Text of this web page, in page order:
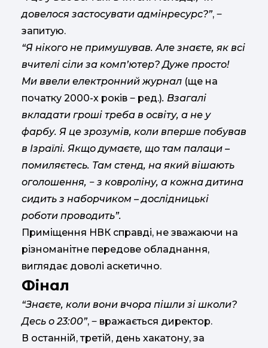
довелося застосувати адмінресурс?”, ‒
запитую.
“Я нікого не примушував. Але знаєте, як всі
вчителі сіли за комп’ютер? Дуже просто!
Ми ввели електронний журнал (ще на
початку 2000-х років ‒ ред.). Взагалі
вкладати гроші треба в освіту, а не у
фарбу. Я це зрозумів, коли вперше побував
в Ізраїлі. Якщо думаєте, що там палаци –
помиляєтесь. Там стенд, на який вішають
оголошення, ‒ з ковроліну, а кожна дитина
сидить з наборчиком – дослідницькі
роботи проводить”.
Приміщення НВК справді, не зважаючи на
різноманітне передове обладнання,
виглядає доволі аскетично.
Фінал
“Знаєте, коли вони вчора пішли зі школи?
Десь о 23:00”, ‒ вражається директор.
В останній, третій, день хакатону, за